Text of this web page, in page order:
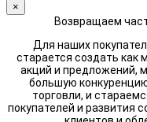
×
Возвращаем
Для наших
старается создать
акций и предложений,
большую
торговли, и
покупателей и развития